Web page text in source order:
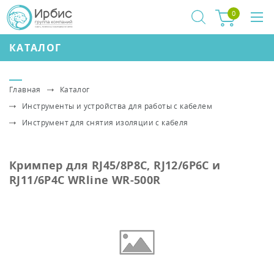
КАТАЛОГ
0
Главная
Каталог
Инструменты и устройства для работы с кабелем
Инструмент для снятия изоляции с кабеля
Кримпер для RJ45/8P8C, RJ12/6P6C и
RJ11/6P4C WRline WR-500R